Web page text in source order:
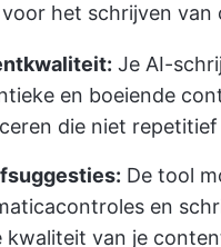
het schrijven van
Je AI-
en boeiende
die niet
De tool
en
kwaliteit van je